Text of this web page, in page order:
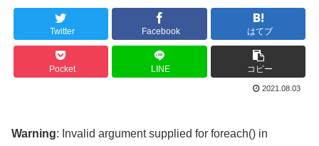
Twitter Facebook はてブ
Pocket LINE コピー
2021.08.03
Warning: Invalid argument supplied for foreach() in